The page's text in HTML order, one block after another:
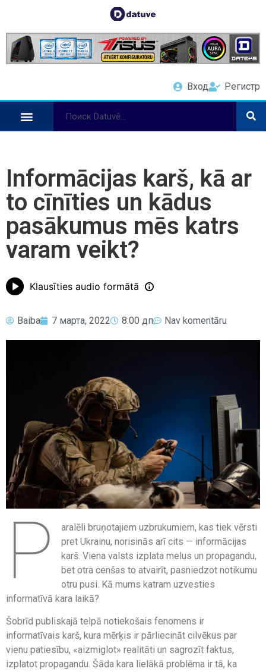
Вход Регистр
Informācijas karš, kā ar
to cīnīties un kādus
pasākumus mēs katrs
varam veikt?
Klausīties audio formātā
Baiba 7 марта, 2022 8:00 дп Nav komentāru
P
aralēli bruņotajiem uzbrukumiem, kas tiek vērsti
pret Ukrainu, norisinās arī cits — informācijas
karš. Viena valsts izplata melus un propagandu,
bet otra cenšas to atvairīt, pasniedzot notikumu
otru pusi. Kā mums katram uzvesties
informatīvā kara laikā?
Šobrīd publiskajā telpā notiekošais fenomens ir
informatīvais karš, kura mērķis ir pārliecināt cilvēkus par
vienu patiesību, «aizmiglot» realitāti un sagrozīt faktus,
izplatot propagandu. Šāda kara lielākā problēma ir tā, ka